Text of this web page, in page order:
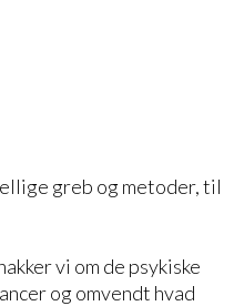
greb og metoder, til
vi om de psykiske
og omvendt hvad